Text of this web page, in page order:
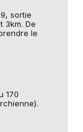
sortie
3km. De
le
170